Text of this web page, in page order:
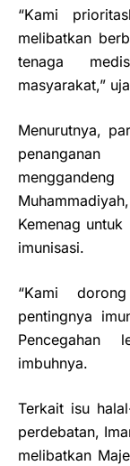
“Kami
melibatkan
tenaga
masyarakat,”
Menurutnya,
Kemenag
imunisasi.
“Kami
pentingnya
Pencegahan
imbuhnya.
Terkait isu
perdebatan,
melibatkan